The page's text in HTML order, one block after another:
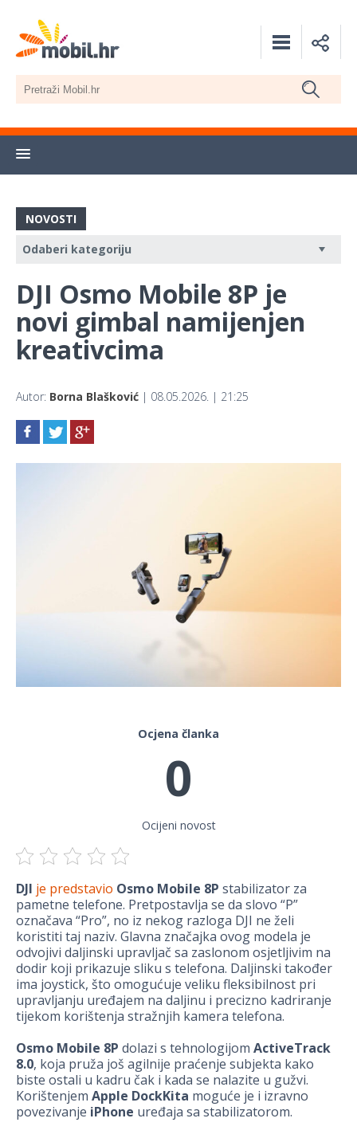
NOVOSTI
DJI Osmo Mobile 8P je
novi gimbal namijenjen
kreativcima
Autor: Borna Blašković | 08.05.2026. | 21:25
Ocjena članka
0
Ocijeni novost
DJI je predstavio Osmo Mobile 8P stabilizator za
pametne telefone. Pretpostavlja se da slovo “P”
označava “Pro”, no iz nekog razloga DJI ne želi
koristiti taj naziv. Glavna značajka ovog modela je
odvojivi daljinski upravljač sa zaslonom osjetljivim na
dodir koji prikazuje sliku s telefona. Daljinski također
ima joystick, što omogućuje veliku fleksibilnost pri
upravljanju uređajem na daljinu i precizno kadriranje
tijekom korištenja stražnjih kamera telefona.
Osmo Mobile 8P dolazi s tehnologijom ActiveTrack
8.0, koja pruža još agilnije praćenje subjekta kako
biste ostali u kadru čak i kada se nalazite u gužvi.
Korištenjem Apple DockKita moguće je i izravno
povezivanje iPhone uređaja sa stabilizatorom.